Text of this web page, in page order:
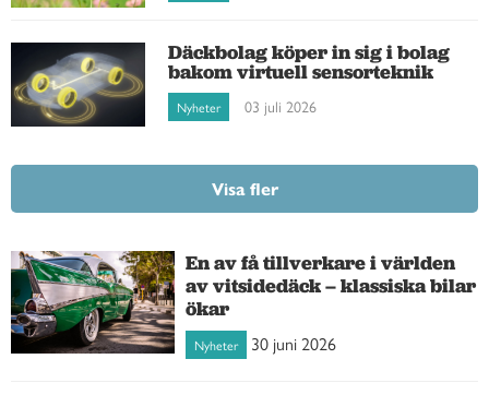
Däckbolag köper in sig i bolag
bakom virtuell sensorteknik
Nyheter 03 juli 2026
Visa fler
En av få tillverkare i världen
av vitsidedäck – klassiska bilar
ökar
Nyheter 30 juni 2026